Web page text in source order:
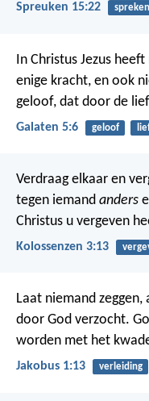
Spreuken 15:22 spreken
In Christus Jezus
enige kracht, en ook
geloof, dat door de
Galaten 5:6 geloof
Verdraag elkaar en
tegen iemand anders
Christus u vergeven
Kolossenzen 3:13
Laat niemand
door God verzocht.
worden met het
Jakobus 1:13 verleiding